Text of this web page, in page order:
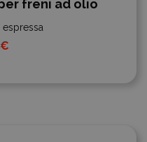
freni ad olio